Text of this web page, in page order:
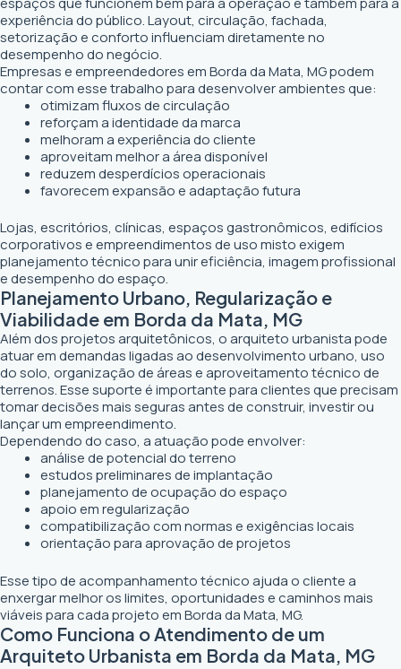
experiência do público. Layout, circulação, fachada,
setorização e conforto influenciam diretamente no
desempenho do negócio.
Empresas e empreendedores em Borda da Mata, MG podem
contar com esse trabalho para desenvolver ambientes que:
otimizam fluxos de circulação
reforçam a identidade da marca
melhoram a experiência do cliente
aproveitam melhor a área disponível
reduzem desperdícios operacionais
favorecem expansão e adaptação futura
Lojas, escritórios, clínicas, espaços gastronômicos, edifícios
corporativos e empreendimentos de uso misto exigem
planejamento técnico para unir eficiência, imagem profissional
e desempenho do espaço.
Planejamento Urbano, Regularização e
Viabilidade em Borda da Mata, MG
Além dos projetos arquitetônicos, o arquiteto urbanista pode
atuar em demandas ligadas ao desenvolvimento urbano, uso
do solo, organização de áreas e aproveitamento técnico de
terrenos. Esse suporte é importante para clientes que precisam
tomar decisões mais seguras antes de construir, investir ou
lançar um empreendimento.
Dependendo do caso, a atuação pode envolver:
análise de potencial do terreno
estudos preliminares de implantação
planejamento de ocupação do espaço
apoio em regularização
compatibilização com normas e exigências locais
orientação para aprovação de projetos
Esse tipo de acompanhamento técnico ajuda o cliente a
enxergar melhor os limites, oportunidades e caminhos mais
viáveis para cada projeto em Borda da Mata, MG.
Como Funciona o Atendimento de um
Arquiteto Urbanista em Borda da Mata, MG